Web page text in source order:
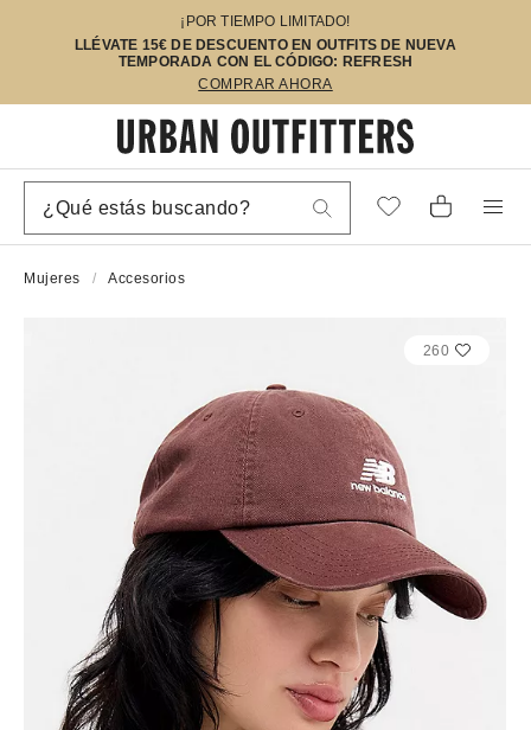
¡POR TIEMPO LIMITADO!
LLÉVATE 15€ DE DESCUENTO EN OUTFITS DE NUEVA
TEMPORADA CON EL CÓDIGO: REFRESH
COMPRAR AHORA
Mujeres Accesorios
260